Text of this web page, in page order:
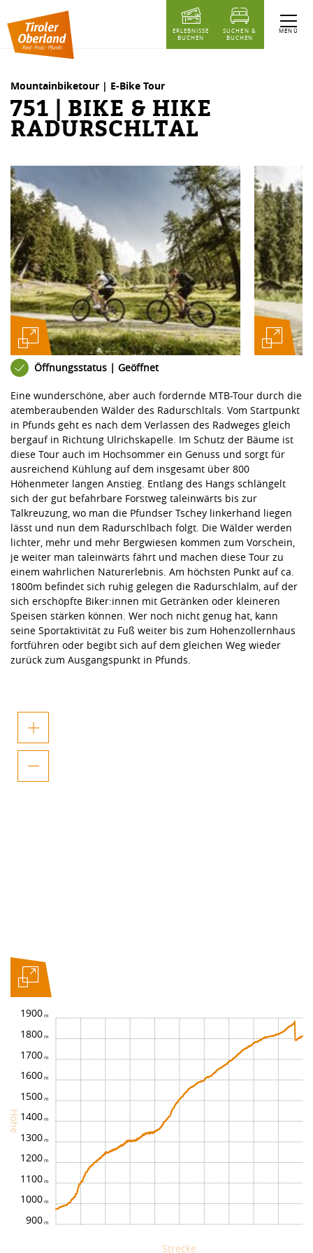
751 | Bike & Hike Radurschltal
Ähnliche Touren
MENÜ
SUCHEN &
BUCHEN
ERLEBNISSE
BUCHEN
Mountainbiketour | E-Bike Tour
751 | BIKE & HIKE
RADURSCHLTAL
Öffnungsstatus | Geöffnet
Eine wunderschöne, aber auch fordernde MTB-Tour durch die
atemberaubenden Wälder des Radurschltals. Vom Startpunkt
in Pfunds geht es nach dem Verlassen des Radweges gleich
bergauf in Richtung Ulrichskapelle. Im Schutz der Bäume ist
diese Tour auch im Hochsommer ein Genuss und sorgt für
ausreichend Kühlung auf dem insgesamt über 800
Höhenmeter langen Anstieg. Entlang des Hangs schlängelt
sich der gut befahrbare Forstweg taleinwärts bis zur
Talkreuzung, wo man die Pfundser Tschey linkerhand liegen
lässt und nun dem Radurschlbach folgt. Die Wälder werden
lichter, mehr und mehr Bergwiesen kommen zum Vorschein,
je weiter man taleinwärts fährt und machen diese Tour zu
einem wahrlichen Naturerlebnis. Am höchsten Punkt auf ca.
1800m befindet sich ruhig gelegen die Radurschlalm, auf der
sich erschöpfte Biker:innen mit Getränken oder kleineren
Speisen stärken können. Wer noch nicht genug hat, kann
seine Sportaktivität zu Fuß weiter bis zum Hohenzollernhaus
fortführen oder begibt sich auf dem gleichen Weg wieder
zurück zum Ausgangspunkt in Pfunds.
Höhe
Strecke
900
1000
1100
1200
1300
1400
1500
1600
1700
1800
1900